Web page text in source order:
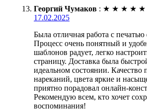
Георгий Чумаков : ★ ★ ★ ★ ★
17.02.2025
Была отличная работа с
Процесс очень понятный и
шаблонов радует, легко
страницу. Доставка была
идеальном состоянии. Качество
нареканий, цвета яркие и
приятно порадовал онлайн-
Рекомендую всем, кто хочет
воспоминания!